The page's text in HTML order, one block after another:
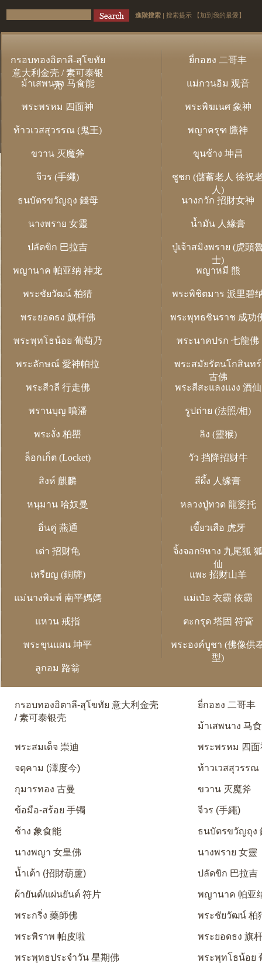
進階搜索 | 搜索提示 【加到我的最愛】
กรอบทองอิตาลี-สุโขทัย
意大利金壳 / 素可泰银
壳
ยี่กอฮง 二哥丰
ม้าเสพนาง 马食能 แม่กวนอิม 观音
พระพรหม 四面神 พระพิฆเนศ 象神
ท้าวเวสสุวรรณ (鬼王) พญาครุฑ 鷹神
ขวาน 灭魔斧 ขุนช้าง 坤昌
จีวร (手繩)
ชูชก (儲蓄老人 徐祝
人)
ธนบัตรขวัญถุง 錢母
นางกวัก 招財女神
นางพราย 女靈 น้ำมัน 人緣膏
ปลัดขิก 巴拉吉
ปู่เจ้าสมิงพราย (虎頭
士)
พญานาค 帕亚纳 神龙
พญาหมี 熊
พระชัยวัฒน์ 柏猜 พระพิชิตมาร 派里碧
พระยอดธง 旗杆佛 พระพุทธชินราช 成功
พระพุทโธน้อย 葡萄乃 พระนาคปรก 七龍佛
พระลักษณ์ 愛神帕拉
พระสมัยรัตนโกสินทร์
古佛
พระสีวลี 行走佛
พระสีสะแลงแงง 酒仙
พรานบุญ 噴潘 รูปถ่าย (法照/相)
พระงั่ง 柏罌 ลิง (靈猴)
ล็อกเก็ต (Locket) วัว 挡降招财牛
สิงห์ 麒麟 สีผึ้ง 人缘膏
หนุมาน 哈奴曼 หลวงปู่ทวด 龍婆托
อิ่นคู่ 燕通 เขี้ยวเสือ 虎牙
เต่า 招财龟
จิ้งจอก9หาง 九尾狐
仙
เหรียญ (銅牌)
แพะ 招财山羊
แม่นางพิมพ์ 南平媽媽 แม่เป๋อ 衣霸 依霸
แหวน 戒指 ตะกรุด 塔固 符管
พระขุนแผน 坤平
พระองค์บูชา (佛像供
型)
ลูกอม 路翁
กรอบทองอิตาลี-สุโขทัย 意大利金壳
/ 素可泰银壳
ยี่กอฮง 二哥丰
ม้าเสพนาง 马
พระสมเด็จ 崇迪 พระพรหม 四面
จตุคาม (澤度今) ท้าวเวสสุวรรณ
กุมารทอง 古曼 ขวาน 灭魔斧
ข้อมือ-สร้อย 手镯 จีวร (手繩)
ช้าง 象食能 ธนบัตรขวัญถุง
นางพญา 女皇佛 นางพราย 女靈
น้ำเต้า (招財葫蘆) ปลัดขิก 巴拉吉
ผ้ายันต์/แผ่นยันต์ 符片 พญานาค 帕亚
พระกริ่ง 藥師佛 พระชัยวัฒน์ 柏
พระพิราพ 帕皮啦 พระยอดธง 旗
พระพุทธประจำวัน 星期佛 พระพุทโธน้อย